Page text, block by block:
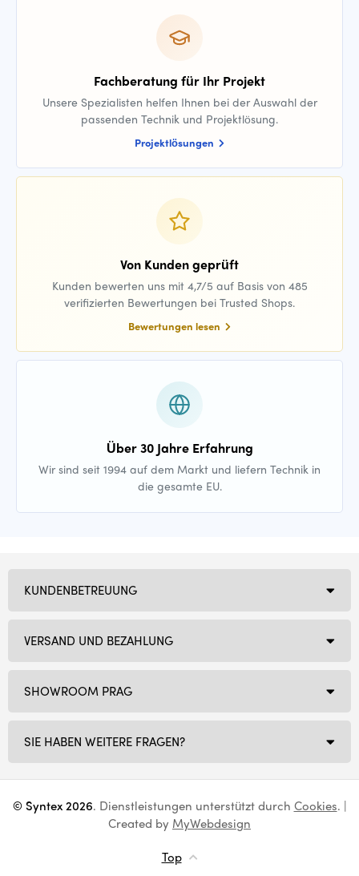
Fachberatung für Ihr Projekt
Unsere Spezialisten helfen Ihnen bei der Auswahl der
passenden Technik und Projektlösung.
Projektlösungen
Von Kunden geprüft
Kunden bewerten uns mit 4,7/5 auf Basis von 485
verifizierten Bewertungen bei Trusted Shops.
Bewertungen lesen
Über 30 Jahre Erfahrung
Wir sind seit 1994 auf dem Markt und liefern Technik in
die gesamte EU.
SHOWROOM PRAG
SIE HABEN WEITERE FRAGEN?
KUNDENBETREUUNG
VERSAND UND BEZAHLUNG
© Syntex 2026. Dienstleistungen unterstützt durch Cookies. |
Created by MyWebdesign
Top